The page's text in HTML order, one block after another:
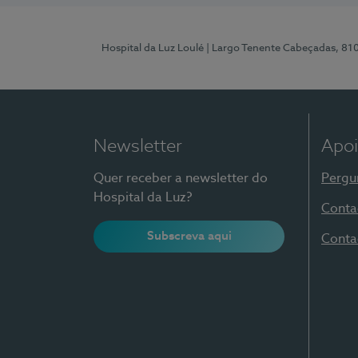
Hospital da Luz Loulé | Largo Tenente Cabeçadas,
Newsletter
Quer receber a newsletter do
Hospital da Luz?
Subscreva aqui